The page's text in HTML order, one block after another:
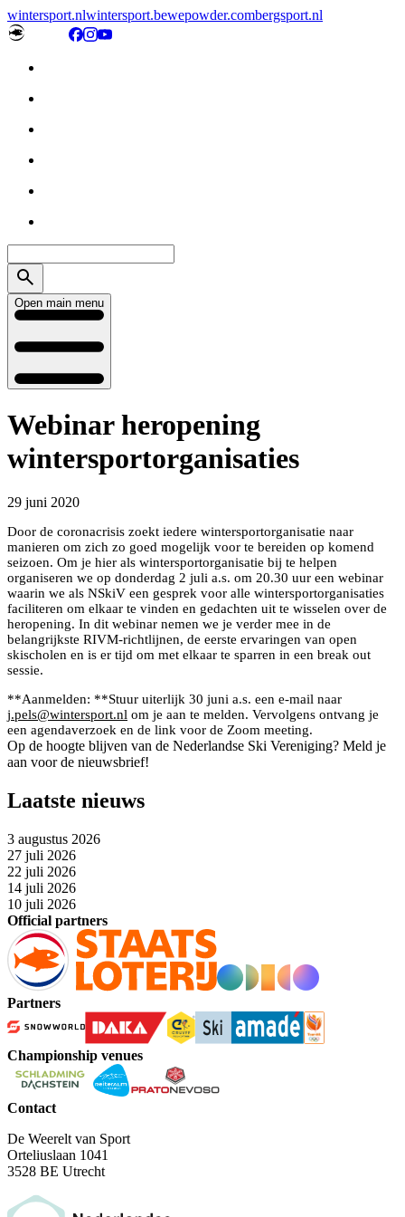
wintersport.nlwintersport.bewepowder.combergsport.nl
Open main menu
Webinar heropening
wintersportorganisaties
29 juni 2020
Door de coronacrisis zoekt iedere wintersportorganisatie naar
manieren om zich zo goed mogelijk voor te bereiden op komend
seizoen. Om je hier als wintersportorganisatie bij te helpen
organiseren we op donderdag 2 juli a.s. om 20.30 uur een webinar
waarin we als NSkiV een gesprek voor alle wintersportorganisaties
faciliteren om elkaar te vinden en gedachten uit te wisselen over de
heropening. In dit webinar nemen we je verder mee in de
belangrijkste RIVM-richtlijnen, de eerste ervaringen van open
skischolen en is er tijd om met elkaar te sparren in een break out
sessie.
**Aanmelden: **Stuur uiterlijk 30 juni a.s. een e-mail naar
j.pels@wintersport.nl om je aan te melden. Vervolgens ontvang je
een agendaverzoek en de link voor de Zoom meeting.
Op de hoogte blijven van de Nederlandse Ski Vereniging? Meld je
aan voor de nieuwsbrief!
Laatste nieuws
3 augustus 2026
27 juli 2026
22 juli 2026
14 juli 2026
10 juli 2026
Official partners
Partners
Championship venues
Contact
De Weerelt van Sport
Orteliuslaan 1041
3528 BE Utrecht